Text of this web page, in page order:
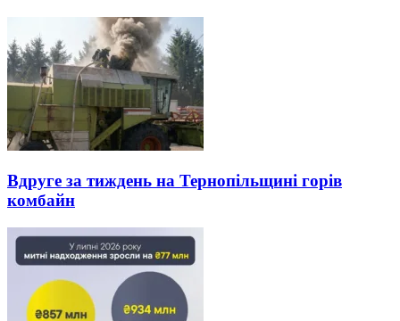
Вдруге за тиждень на Тернопільщині горів
комбайн